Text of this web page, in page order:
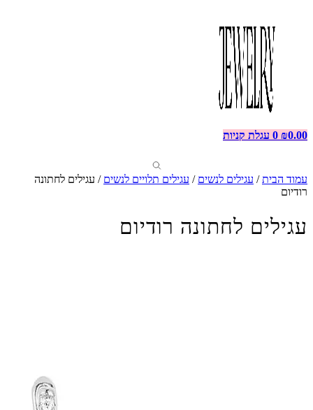
₪0.00
0 עגלת קניות
עמוד הבית/ עגילים לנשים / עגילים תלויים לנשים / עגילים לחתונה
רודיום
עגילים לחתונה רודיום